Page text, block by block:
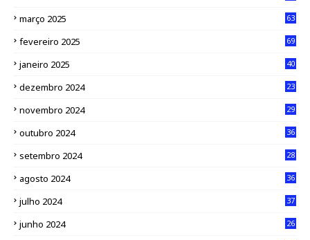
março 2025 63
fevereiro 2025 69
janeiro 2025 40
dezembro 2024 23
novembro 2024 29
outubro 2024 36
setembro 2024 28
agosto 2024 36
julho 2024 37
junho 2024 26